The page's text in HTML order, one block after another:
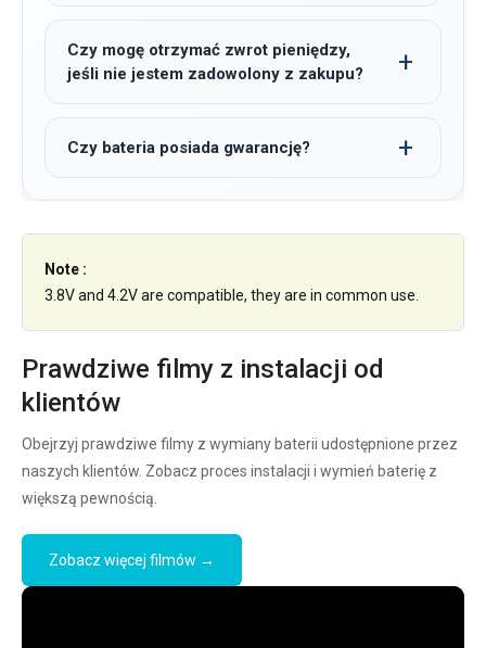
Czy mogę otrzymać zwrot pieniędzy,
jeśli nie jestem zadowolony z zakupu?
Czy bateria posiada gwarancję?
Note :
3.8V and 4.2V are compatible, they are in common use.
Prawdziwe filmy z instalacji od
klientów
Obejrzyj prawdziwe filmy z wymiany baterii udostępnione przez
naszych klientów. Zobacz proces instalacji i wymień baterię z
większą pewnością.
Zobacz więcej filmów →